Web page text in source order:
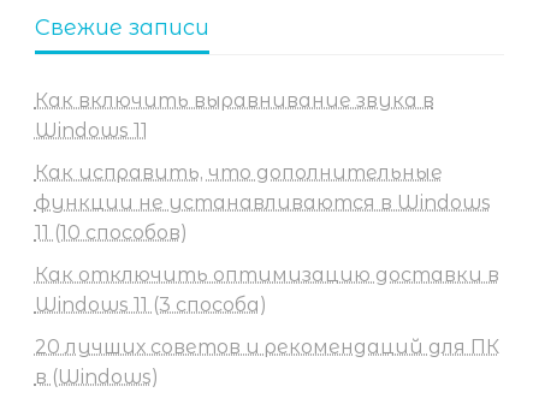
Свежие записи
Как включить выравнивание звука в
Windows 11
Как исправить, что дополнительные
функции не устанавливаются в Windows
11 (10 способов)
Как отключить оптимизацию доставки в
Windows 11 (3 способа)
20 лучших советов и рекомендаций для ПК
в (Windows)